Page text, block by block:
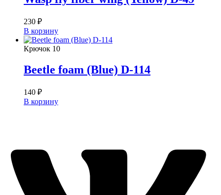
230 ₽
В корзину
Крючок 10
Beetle foam (Blue) D-114
140 ₽
В корзину